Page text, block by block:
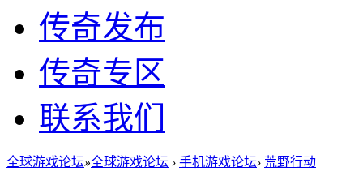
传奇发布
传奇专区
联系我们
全球游戏论坛»全球游戏论坛 › 手机游戏论坛› 荒野行动